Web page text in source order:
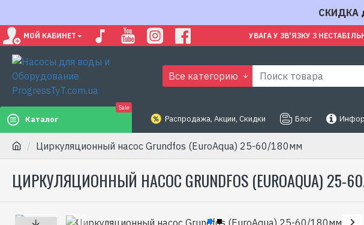
СКИДКА
МОЙ КАБИНЕТ УВАГА У ЗВ'ЯЗКУ З
Все категорию
Каталог
Sale
Распродажа, Акции, Скидки Блог
Циркуляционный насос Grundfos (EuroAqua) 25-60/180мм
ЦИРКУЛЯЦИОННЫЙ НАСОС GRUNDFOS (EUROAQUA) 25-